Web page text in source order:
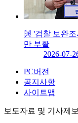
與 '검찰 보완
만 부활
2026-07-
PC버전
공지사항
사이트맵
보도자료 및 기사제